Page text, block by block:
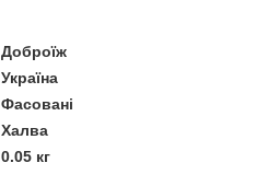
Доброїж
Україна
Фасовані
Халва
0.05 кг